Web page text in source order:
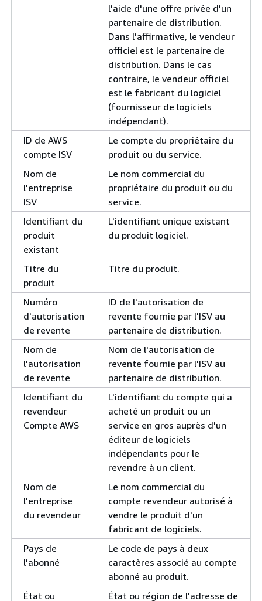
l'aide d'une offre privée d'un
partenaire de distribution.
Dans l'affirmative, le vendeur
officiel est le partenaire de
distribution. Dans le cas
contraire, le vendeur officiel
est le fabricant du logiciel
(fournisseur de logiciels
indépendant).
ID de AWS
compte ISV
Le compte du propriétaire du
produit ou du service.
Nom de
l'entreprise
ISV
Le nom commercial du
propriétaire du produit ou du
service.
Identifiant du
produit
existant
L'identifiant unique existant
du produit logiciel.
Titre du
produit
Titre du produit.
Numéro
d'autorisation
de revente
ID de l'autorisation de
revente fournie par l'ISV au
partenaire de distribution.
Nom de
l'autorisation
de revente
Nom de l'autorisation de
revente fournie par l'ISV au
partenaire de distribution.
Identifiant du
revendeur
Compte AWS
L'identifiant du compte qui a
acheté un produit ou un
service en gros auprès d'un
éditeur de logiciels
indépendants pour le
revendre à un client.
Nom de
l'entreprise
du revendeur
Le nom commercial du
compte revendeur autorisé à
vendre le produit d'un
fabricant de logiciels.
Pays de
l'abonné
Le code de pays à deux
caractères associé au compte
abonné au produit.
État ou
État ou région de l'adresse de